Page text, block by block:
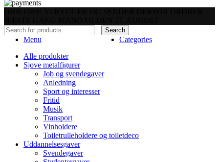
Search
Menu
Categories
Alle produkter
Sjove metalfigurer
Job og svendegaver
Anledning
Sport og interesser
Fritid
Musik
Transport
Vinholdere
Toiletrulleholdere og toiletdeco
Uddannelsesgaver
Svendegaver